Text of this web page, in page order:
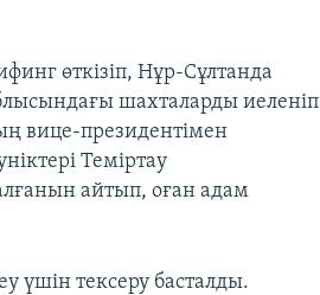
өткізіп, Нұр-Сұлтанда
шахталарды иеленіп
вице-президентімен
Теміртау
айтып, оған адам
үшін тексеру басталды.